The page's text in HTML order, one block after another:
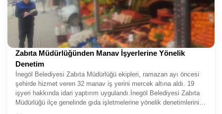
Zabıta Müdürlüğünden Manav İşyerlerine Yönelik
Denetim
İnegöl Belediyesi Zabıta Müdürlüğü ekipleri, ramazan ayı öncesi
şehirde hizmet veren 32 manav iş yerini mercek altına aldı. 19
işyeri hakkında idari yaptırım uygulandı.İnegöl Belediyesi Zabıta
Müdürlüğü ilçe genelinde gıda işletmelerine yönelik denetimlerini
sürdürüyor. Her alanda halkın sağlığı, huzuru ve refahı için yoğun